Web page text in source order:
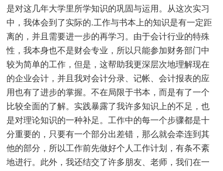
是对这几年大学里所学知识的巩固与运用。从这次实习
中，我体会到了实际的.工作与书本上的知识是有一定距
离的，并且需要进一步的再学习。由于会计行业的特殊
性，我本身也不是财会专业，所以只能参加财务部门中
较为简单的工作，但是，这帮助我更深层次地理解现在
的企业会计，并且我对会计分录、记帐、会计报表的应
用也有了进步的掌握。不在局限于书本，而是有了一个
比较全面的了解。实践暴露了我许多知识上的不足，也
是对理论知识的一种补足。工作中的每一个步骤都是十
分重要的，只要有一个部分出差错，那么就会牵连到其
他的部分，所以工作前先做好个人工作计划，有条不紊
地进行。此外，我还结交了许多朋友、老师，我们在一